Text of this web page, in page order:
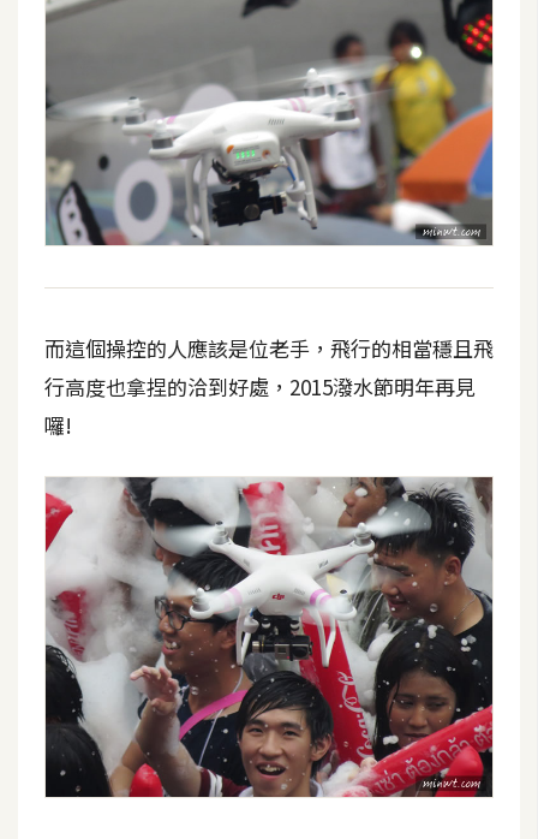
而這個操控的人應該是位老手，飛行的相當穩且飛
行高度也拿捏的洽到好處，2015潑水節明年再見
囉!